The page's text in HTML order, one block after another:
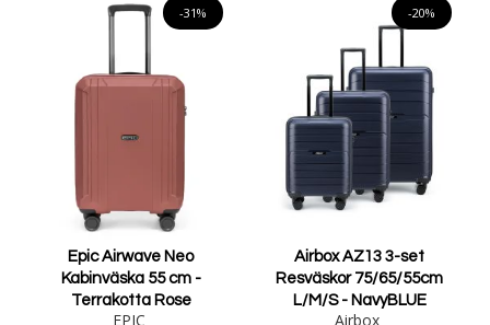
-31%
Epic Airwave Neo
Kabinväska 55 cm -
Terrakotta Rose
EPIC
-20%
Airbox AZ13 3-set
Resväskor 75/65/55cm
L/M/S - NavyBLUE
Airbox